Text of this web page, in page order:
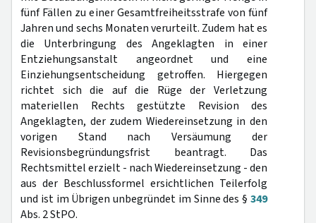
fünf Fällen zu einer Gesamtfreiheitsstrafe von fünf
Jahren und sechs Monaten verurteilt. Zudem hat es
die Unterbringung des Angeklagten in einer
Entziehungsanstalt angeordnet und eine
Einziehungsentscheidung getroffen. Hiergegen
richtet sich die auf die Rüge der Verletzung
materiellen Rechts gestützte Revision des
Angeklagten, der zudem Wiedereinsetzung in den
vorigen Stand nach Versäumung der
Revisionsbegründungsfrist beantragt. Das
Rechtsmittel erzielt - nach Wiedereinsetzung - den
aus der Beschlussformel ersichtlichen Teilerfolg
und ist im Übrigen unbegründet im Sinne des § 349
Abs. 2 StPO.